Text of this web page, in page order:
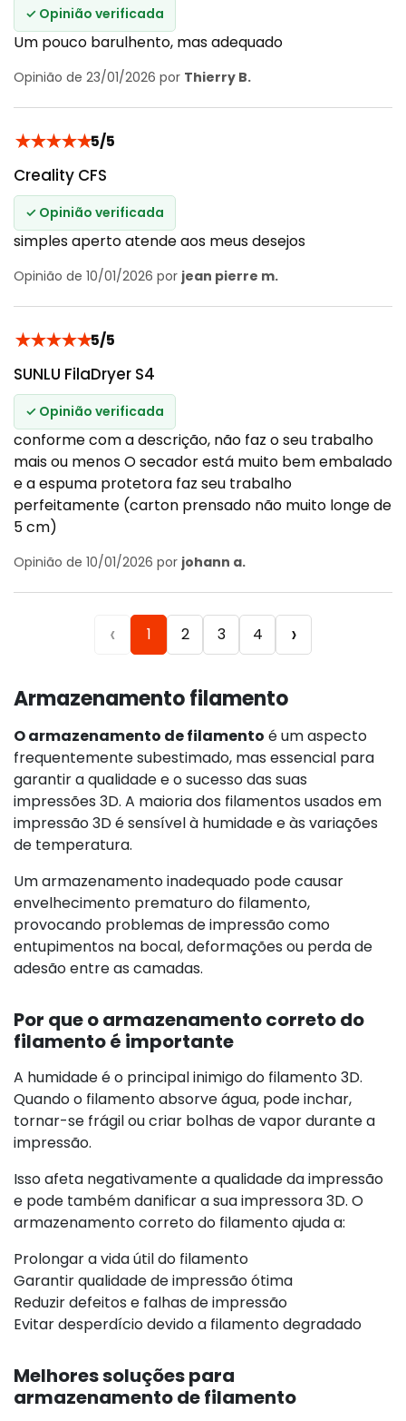
✓ Opinião verificada
Um pouco barulhento, mas adequado
Opinião de 23/01/2026 por Thierry B.
★★★★★5/5
Creality CFS
✓ Opinião verificada
simples aperto atende aos meus desejos
Opinião de 10/01/2026 por jean pierre m.
★★★★★5/5
SUNLU FilaDryer S4
✓ Opinião verificada
conforme com a descrição, não faz o seu trabalho
mais ou menos O secador está muito bem embalado
e a espuma protetora faz seu trabalho
perfeitamente (carton prensado não muito longe de
5 cm)
Opinião de 10/01/2026 por johann a.
‹ 1 2 3 4 ›
Armazenamento filamento
O armazenamento de filamento é um aspecto
frequentemente subestimado, mas essencial para
garantir a qualidade e o sucesso das suas
impressões 3D. A maioria dos filamentos usados em
impressão 3D é sensível à humidade e às variações
de temperatura.
Um armazenamento inadequado pode causar
envelhecimento prematuro do filamento,
provocando problemas de impressão como
entupimentos na bocal, deformações ou perda de
adesão entre as camadas.
Por que o armazenamento correto do
filamento é importante
A humidade é o principal inimigo do filamento 3D.
Quando o filamento absorve água, pode inchar,
tornar-se frágil ou criar bolhas de vapor durante a
impressão.
Isso afeta negativamente a qualidade da impressão
e pode também danificar a sua impressora 3D. O
armazenamento correto do filamento ajuda a:
Prolongar a vida útil do filamento
Garantir qualidade de impressão ótima
Reduzir defeitos e falhas de impressão
Evitar desperdício devido a filamento degradado
Melhores soluções para
armazenamento de filamento